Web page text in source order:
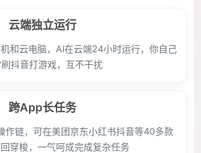
云端独立运行
和云电脑，AI在云端24小时运行，你自己
抖音打游戏，互不干扰
跨App长任务
作链，可在美团京东小红书抖音等40多款
穿梭，一气呵成完成复杂任务